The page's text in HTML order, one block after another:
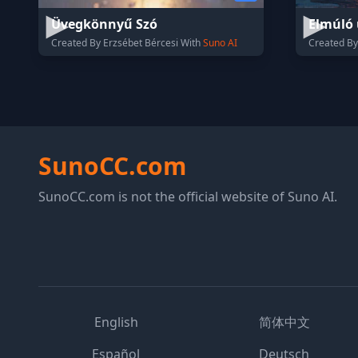
Üvegkönnyű Szó
Created By Erzsébet Bércesi WithSuno AI
Elmúló
Created
SunoCC.com
SunoCC.com is not the official website of Suno AI.
English
简体中文
Español
Deutsch